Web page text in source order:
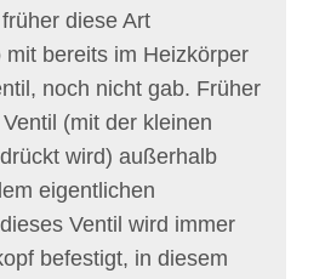
diese Art
mit bereits im Heizkörper
noch nicht gab. Früher
(mit der kleinen
wird) außerhalb
eigentlichen
Ventil wird immer
befestigt, in diesem